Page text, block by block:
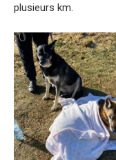
plusieurs km.